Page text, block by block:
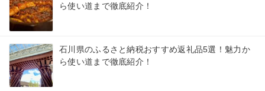
ら使い道まで徹底紹介！
石川県のふるさと納税おすすめ返礼品5選！魅力か
ら使い道まで徹底紹介！